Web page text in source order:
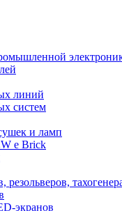
линий
систем
и ламп
e Brick
резольверов,
экранов